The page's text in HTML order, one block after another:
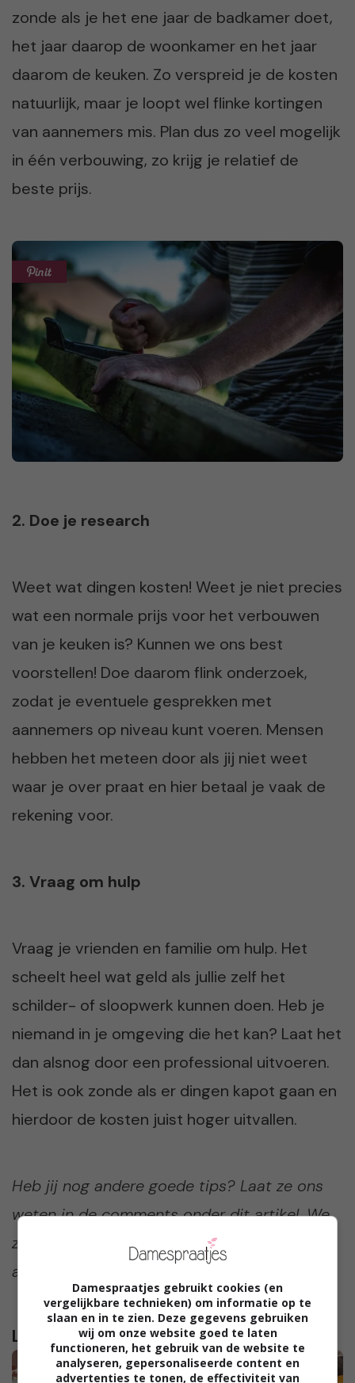
zonde als je het ene jaar de badkamer doet,
het jaar daarop de woonkamer en het jaar
daarom de keuken. Zo verspreid je de kosten
natuurlijk, maar je loopt wel flinke kortingen
van aannemers mis. Plan dus zo veel mogelijk
in één verbouwing, zo krijg je relatief de
beste prijs.
2. Doe je research
Weet wat dingen kosten! Weet je niet precies
wat een normale prijs voor het verbouwen
van je keuken is? Kunnen we ons best
voorstellen! Doe daarom flink onderzoek,
zodat je eventuele gesprekken met
aannemers op niveau kunt voeren. Mensen
hebben het meteen door als jij niet weet
waar je over praat en hier betaal je vaak de
rekening voor.
3. Vraag om hulp
Vraag je vrienden en familie om hulp. Het
scheelt heel wat geld als jullie zelf het
schilder- of sloopwerk kunnen doen. Heb je
niemand in je omgeving die het kan? Laat het
dan alsnog door een professional uitvoeren.
Het is ook zonde als er dingen kapot gaan en
hierdoor de kosten juist hoger uitvallen.
Heb jij nog andere goede tips? Laat ze ons
weten in de comments onder dit artikel. We
zijn er heel erg benieuwd naar en lezen dit
altijd met heel erg veel plezier!
Lees verder...
Damespraatjes gebruikt cookies (en
vergelijkbare technieken) om informatie op te
slaan en in te zien. Deze gegevens gebruiken
wij om onze website goed te laten
functioneren, het gebruik van de website te
analyseren, gepersonaliseerde content en
advertenties te tonen, de effectiviteit van